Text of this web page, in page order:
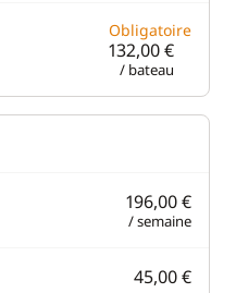
Obligatoire
132,00 €
/ bateau
196,00 €
/ semaine
45,00 €